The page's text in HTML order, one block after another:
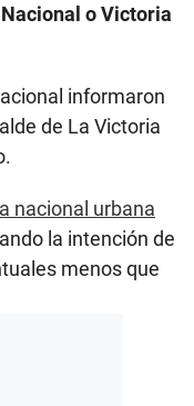
o Victoria
informaron
de La Victoria
nacional urbana
la intención de
menos que